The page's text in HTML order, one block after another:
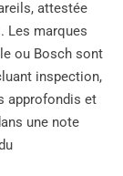
attestée
Les marques
ou Bosch sont
inspection,
approfondis et
une note